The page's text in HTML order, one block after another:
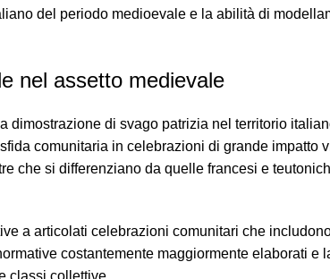
del periodo medioevale e la abilità di
nel assetto medievale
dimostrazione di svago patrizia nel territorio
comunitaria in celebrazioni di grande impatto
che si differenziano da quelle francesi e
a articolati celebrazioni comunitari che
costantemente maggiormente elaborati e
classi collettive.